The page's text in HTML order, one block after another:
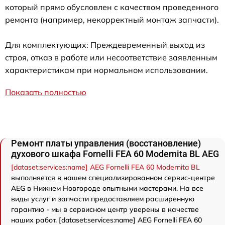
который прямо обусловлен с качеством проведенного
ремонта (например, некорректный монтаж запчасти).
Для комплектующих: Преждевременный выход из
строя, отказ в работе или несоответствие заявленным
характеристикам при нормальном использовании.
Показать полностью
Ремонт платы управления (восстановление)
духового шкафа Fornelli FEА 60 Modernita BL AEG
[dataset:services:name] AEG Fornelli FEА 60 Modernita BL
выполняется в нашем специализированном сервис-центре
AEG в Нижнем Новгороде опытными мастерами. На все
виды услуг и запчасти предоставляем расширенную
гарантию - мы в сервисном центр уверены в качестве
наших работ. [dataset:services:name] AEG Fornelli FEА 60